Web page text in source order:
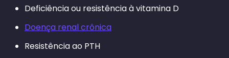
Deficiência ou resistência à vitamina D
Doença renal crônica
Resistência ao PTH